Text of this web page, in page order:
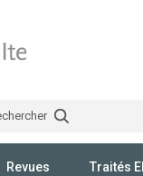
Revues Traités